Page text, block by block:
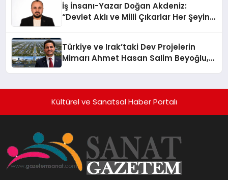
İş İnsanı-Yazar Doğan Akdeniz:
“Devlet Aklı ve Milli Çıkarlar Her Şeyin
Türkiye ve Irak’taki Dev Projelerin
Mimarı Ahmet Hasan Salim Beyoğlu,
Hayata Geçirecek
Kültürel ve Sanatsal Haber Portalı